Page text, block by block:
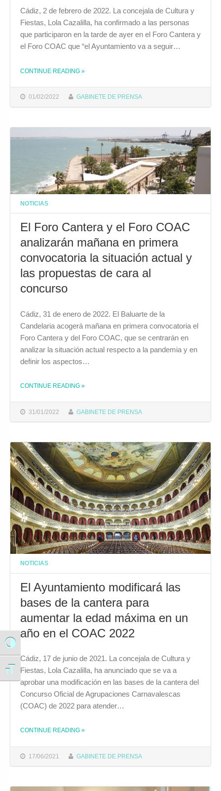
Alternar alto contraste
Alternar tamaño de letra
01/02/2022 GABINETE DE PRENSA
Cádiz, 2 de febrero de 2022. La concejala de Cultura y
Fiestas, Lola Cazalilla, ha confirmado a las personas
que participaron en la tarde de ayer en el Foro Cantera y
el Foro COAC que “el Ayuntamiento va a seguir…
CONTINUE READING THE "EL AYUNTAMIENTO CONFIRMA A LAS AGRUPACIONES QUE HABRÁ COAC DE CANTERA Y ADULTOS Y DA A CONOCER VARIAS ALTERNATIVAS"
»
NOTICIAS
El Foro Cantera y el Foro COAC
analizarán mañana en primera
convocatoria la situación actual y
las propuestas de cara al
concurso
31/01/2022 GABINETE DE PRENSA
Cádiz, 31 de enero de 2022. El Baluarte de la
Candelaria acogerá mañana en primera convocatoria el
Foro Cantera y del Foro COAC, que se centrarán en
analizar la situación actual respecto a la pandemia y en
definir los aspectos…
CONTINUE READING »
NOTICIAS
El Ayuntamiento modificará las
bases de la cantera para
aumentar la edad máxima en un
año en el COAC 2022
17/06/2021 GABINETE DE PRENSA
Cádiz, 17 de junio de 2021. La concejala de Cultura y
Fiestas, Lola Cazalilla, ha anunciado que se va a
aprobar una modificación en las bases de la cantera del
Concurso Oficial de Agrupaciones Carnavalescas
(COAC) de 2022 para atender…
CONTINUE READING
THE "EL AYUNTAMIENTO MODIFICARÁ LAS BASES DE LA CANTERA PARA AUMENTAR LA EDAD MÁXIMA EN UN AÑO EN EL COAC 2022"
»